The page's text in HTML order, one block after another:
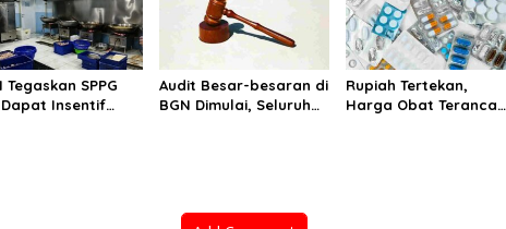
Tegaskan SPPG
Dapat Insentif
Audit Besar-besaran di
BGN Dimulai, Seluruh
Rupiah Tertekan,
Harga Obat Terancam